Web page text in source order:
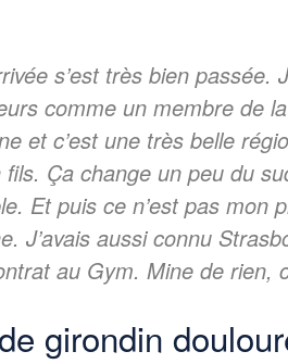
s’est très bien passée.
comme un membre de
et c’est une très belle
Ça change un peu du
Et puis ce n’est pas mon
J’avais aussi connu
au Gym. Mine de rien,
girondin